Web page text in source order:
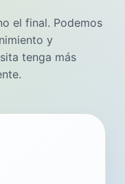
el final. Podemos
y
tenga más